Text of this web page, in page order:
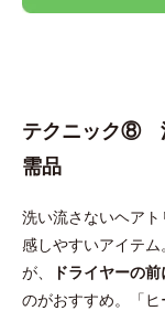
テクニック⑧
需品
洗い流さないヘア
感しやすいアイテ
が、
ドライヤーの
のがおすすめ。「